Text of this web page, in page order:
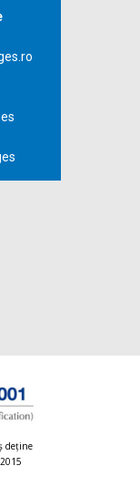
deţine